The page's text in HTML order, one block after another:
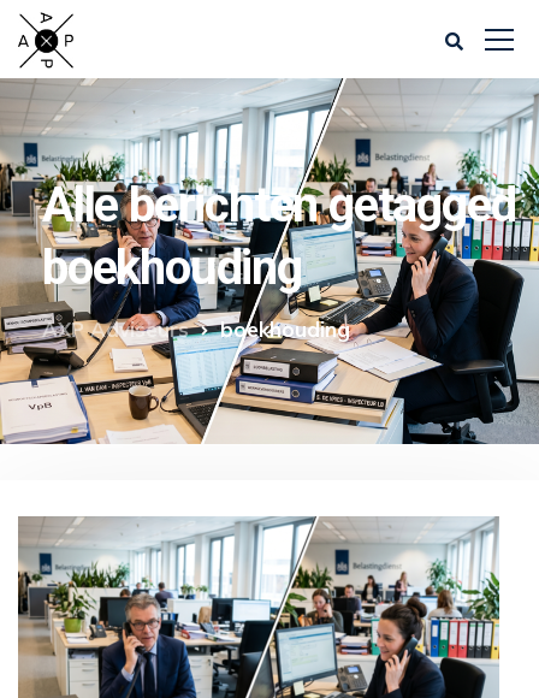
Alle berichten getagged
boekhouding
AXP Adviseurs boekhouding